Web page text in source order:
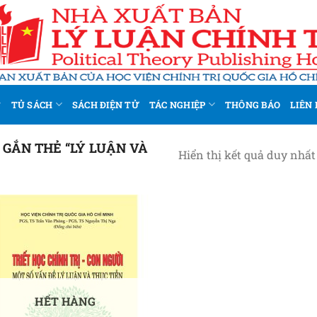
TỦ SÁCH SÁCH ĐIỆN TỬ TÁC NGHIỆP THÔNG BÁO LIÊN
THẺ “LÝ LUẬN VÀ Hiển thị kết quả duy nhất
HẾT HÀNG